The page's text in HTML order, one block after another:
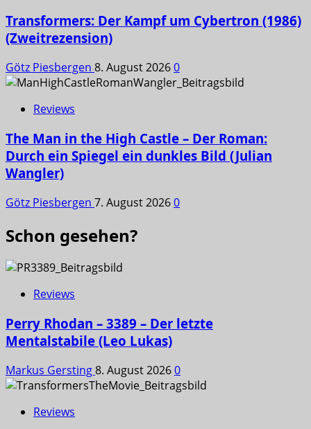
Transformers: Der Kampf um Cybertron (1986)
(Zweitrezension)
Götz Piesbergen 8. August 20260
Reviews
The Man in the High Castle – Der Roman:
Durch ein Spiegel ein dunkles Bild (Julian
Wangler)
Götz Piesbergen 7. August 20260
Schon gesehen?
Reviews
Perry Rhodan – 3389 – Der letzte
Mentalstabile (Leo Lukas)
Markus Gersting8. August 20260
Reviews